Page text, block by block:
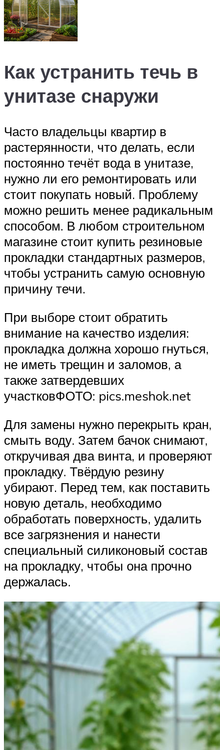
Как устранить течь в
унитазе снаружи
Часто владельцы квартир в
растерянности, что делать, если
постоянно течёт вода в унитазе,
нужно ли его ремонтировать или
стоит покупать новый. Проблему
можно решить менее радикальным
способом. В любом строительном
магазине стоит купить резиновые
прокладки стандартных размеров,
чтобы устранить самую основную
причину течи.
При выборе стоит обратить
внимание на качество изделия:
прокладка должна хорошо гнуться,
не иметь трещин и заломов, а
также затвердевших
участковФОТО: pics.meshok.net
Для замены нужно перекрыть кран,
смыть воду. Затем бачок снимают,
откручивая два винта, и проверяют
прокладку. Твёрдую резину
убирают. Перед тем, как поставить
новую деталь, необходимо
обработать поверхность, удалить
все загрязнения и нанести
специальный силиконовый состав
на прокладку, чтобы она прочно
держалась.